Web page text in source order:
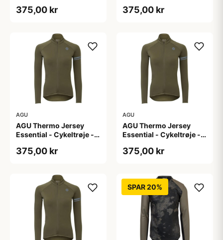
L
375,00 kr
M
375,00 kr
AGU
AGU Thermo Jersey
Essential - Cykeltrøje -
S
375,00 kr
AGU
AGU Thermo Jersey
Essential - Cykeltrøje -
XL
375,00 kr
SPAR 20%